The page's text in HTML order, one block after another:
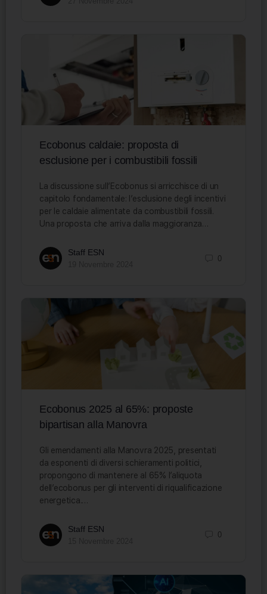
Ecobonus caldaie: proposta di
esclusione per i combustibili fossili
La discussione sull’Ecobonus si arricchisce di un
capitolo fondamentale: l’esclusione degli incentivi
per le caldaie alimentate da combustibili fossili.
Una proposta che arriva dalla maggioranza…
Staff ESN
0
Ecobonus 2025 al 65%: proposte
bipartisan alla Manovra
Gli emendamenti alla Manovra 2025, presentati
da esponenti di diversi schieramenti politici,
propongono di mantenere al 65% l’aliquota
dell’ecobonus per gli interventi di riqualificazione
energetica.…
Staff ESN
0